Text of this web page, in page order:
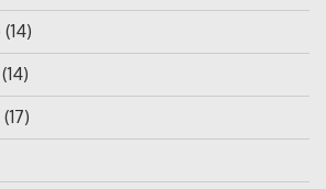
(14)
(14)
(17)